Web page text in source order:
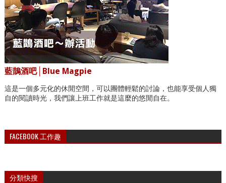
藍鵲酒吧│Blue Magpie
這是一個多元化的休閒空間，可以團體輕鬆的討論，也能享受個人獨
自的閱讀時光，我們讓上班工作就是這麼的悠閒自在。
FACEBOOK 工作趣
分類快搜